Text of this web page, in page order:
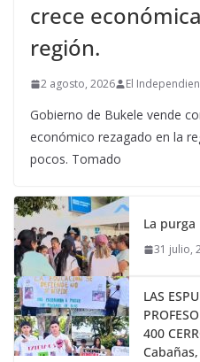
crece
región.
2 agosto, 2026 El
Gobierno de Bukele vende
económico rezagado en la
pocos. Tomado
La
31 julio,
LAS
400